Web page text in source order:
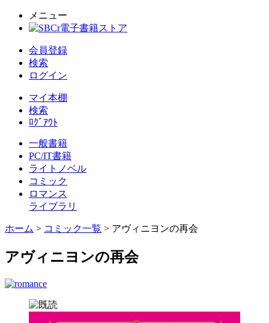
メニュー
会員登録
検索
ログイン
マイ本棚
検索
ﾛｸﾞｱｳﾄ
一般書籍
PC/IT書籍
ライトノベル
コミック
ロマンス
ライブラリ
ホーム > コミック一覧 > アヴィニヨンの再会
アヴィニヨンの再会